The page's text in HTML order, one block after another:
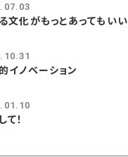
文化がもっとあってもいい
イノベーション
て！